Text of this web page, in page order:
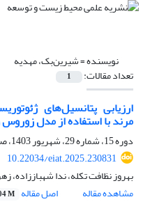
نویسنده =شیرین‌بک، مهدیه
تعداد مقالات: 1
ارزیابی پتانسیل‌های
مرند با استفاده از مدل زوروس
دوره 15، شماره 29، شهریور 1403، صفحه
10.22034/eiat.2025.230831
بهروز نظافت تکله، ندا شهباززاده،
مشاهده مقاله
اصل مقاله M